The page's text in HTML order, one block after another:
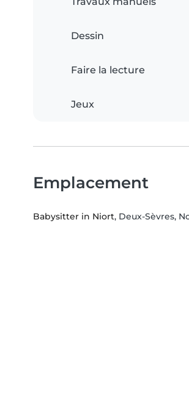
Dessin
Faire la lecture
Jeux
Emplacement
Babysitter in Niort, Deux-Sèvres,